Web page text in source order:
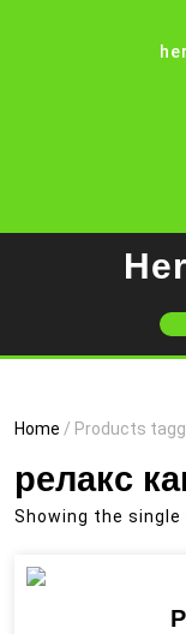
Home / Products
релакс
Showing the